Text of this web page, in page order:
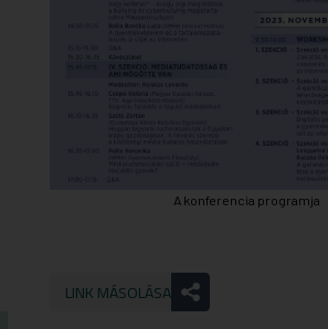
A konferencia programja
LINK MÁSOLÁSA